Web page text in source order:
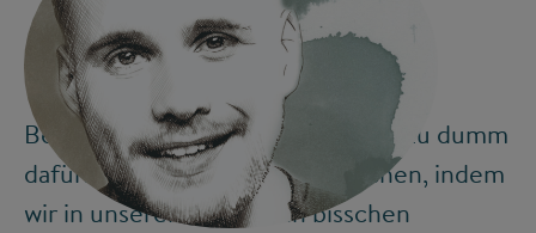
Bei Mathe denken viele, sie seien zu dumm
dafür. Wir wollen das durchbrechen, indem
wir in unseren Videos ein bisschen